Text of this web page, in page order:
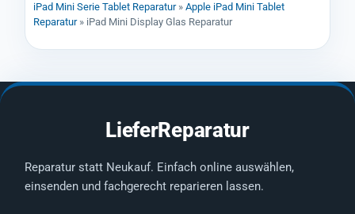
iPad Mini Serie Tablet Reparatur» Apple iPad Mini Tablet
Reparatur» iPad Mini Display Glas Reparatur
LieferReparatur
Reparatur statt Neukauf. Einfach online auswählen,
einsenden und fachgerecht reparieren lassen.